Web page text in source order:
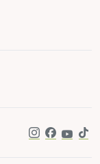
Instagram
Facebook